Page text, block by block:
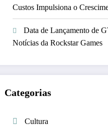
Custos Impulsiona o
Data de Lançamento de
Notícias da Rockstar Games
Categorias
Cultura